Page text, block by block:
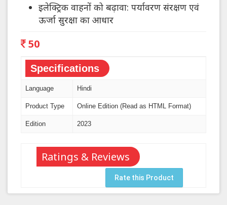
इलेक्ट्रिक वाहनों को बढ़ावा: पर्यावरण संरक्षण एवं
ऊर्जा सुरक्षा का आधार
50
Specifications
Language Hindi
Product Type Online Edition (Read as HTML Format)
Edition 2023
Ratings & Reviews
Rate this Product